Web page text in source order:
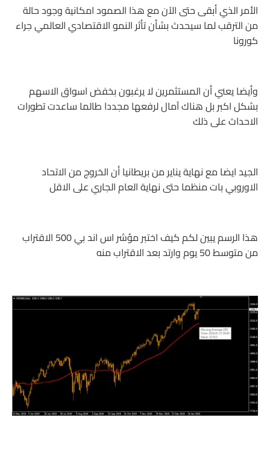
الأمر الذي أبقى حتى الآن مع هذا الصمود امكانية وجود حالة
من الترقب لما سيحدث بشأن تأثر النمو الاقتصادي العالمي جراء
كورونا
وأيضا يعني أن المستثمرين لا يرغبون بخفض اسواق الاسهم
بشكل اكبر بل هناك آمال لرفعها مجددا طالما ساعدت تطورات
الاحداث على ذلك
الجيد ايضا مع نهاية يناير من بريطانيا أن الخروج من الاتحاد
الاوروبي بات منظما حتى نهاية العام الجاري على الاقل
هذا الرسم يبين لكم كيف اختبر مؤشر اس اند بي 500 الاقتراب
من متوسط 50 يوم وارتد بعد الاقتراب منه